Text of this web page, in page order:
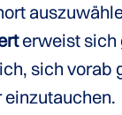
erweist
sich vorab
einzutauchen.